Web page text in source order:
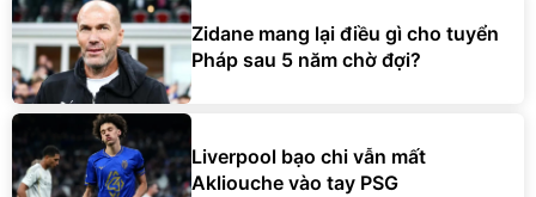
Zidane mang lại điều gì cho tuyển
Pháp sau 5 năm chờ đợi?
Liverpool bạo chi vẫn mất
Akliouche vào tay PSG